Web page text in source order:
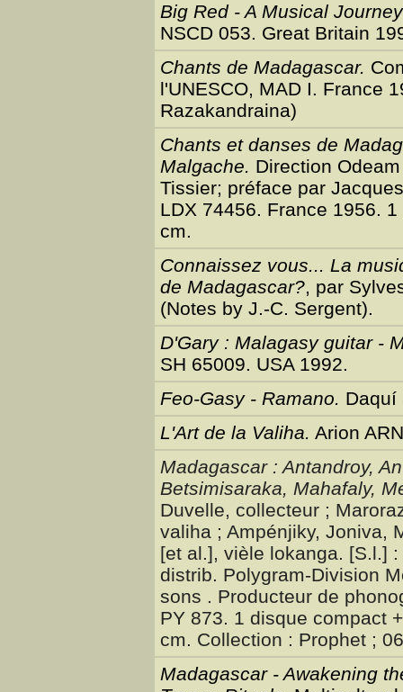
Big Red - A Musical
NSCD 053. Great Britain
Chants de Madagascar.
l'UNESCO, MAD I. France
Razakandraina)
Chants et danses de
Malgache. Direction
Tissier; préface par
LDX 74456. France 1956.
cm.
Connaissez vous... La
de Madagascar?, par
(Notes by J.-C. Sergent).
D'Gary : Malagasy guitar -
SH 65009. USA 1992.
Feo-Gasy - Ramano. Daquí
L'Art de la Valiha. Arion
Madagascar : Antandroy,
Betsimisaraka, Mahafaly,
Duvelle, collecteur ;
valiha ; Ampénjiky, Joniva,
[et al.], vièle lokanga. [S.l.]
distrib. Polygram-Division
sons . Producteur de
PY 873. 1 disque compact
cm. Collection : Prophet ;
Madagascar - Awakening